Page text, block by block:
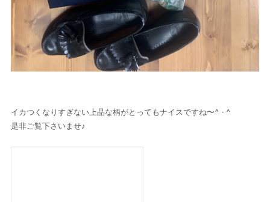
イカつくなりすぎない上品な柄がとってもナイスですね〜^ - ^
是非ご覧下さいませ♪